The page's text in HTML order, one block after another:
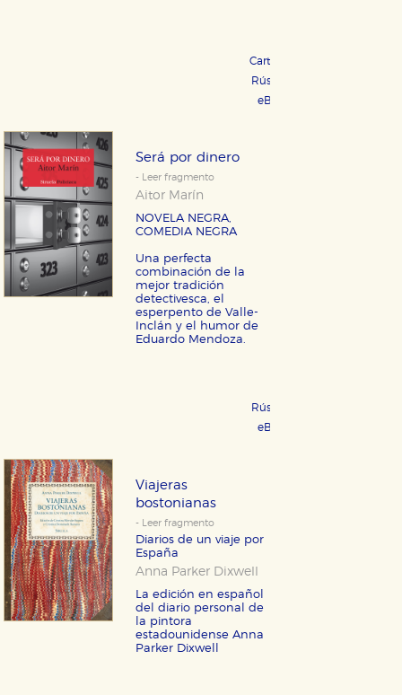
Cartoné 24,95 €
Rústica 21,95 €
eBook 11,99 €
Será por dinero
- Leer fragmento
Aitor Marín
NOVELA NEGRA,
COMEDIA NEGRA
Una perfecta
combinación de la
mejor tradición
detectivesca, el
esperpento de Valle-
Inclán y el humor de
Eduardo Mendoza.
Rústica 21,95 €
eBook 10,99 €
Viajeras
bostonianas
- Leer fragmento
Diarios de un viaje por
España
Anna Parker Dixwell
La edición en español
del dia­rio personal de
la pintora
estadounidense Anna
Parker Dixwell